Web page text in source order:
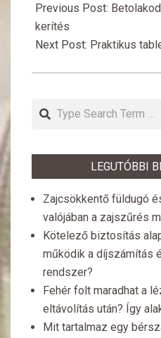
09-
06
Previous Post:
kerítés
Next Post: Praktikus
Search
LEGUTÓBBI
Zajcsökkentő füldugó
valójában a zajszűrés
Kötelező biztosítás
működik a díjszámítás
rendszer?
Fehér folt maradhat a
eltávolítás után? Így
Mit tartalmaz egy